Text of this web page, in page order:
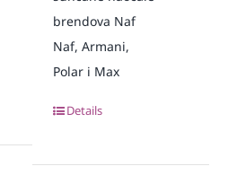
brendova Naf
Naf, Armani,
Polar i Max
Details